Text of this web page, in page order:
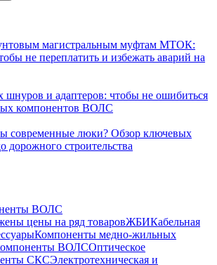
магистральным муфтам МТОК:
не переплатить и избежать аварий на
шнуров и адаптеров: чтобы не ошибиться
компонентов ВОЛС
современные люки? Обзор ключевых
дорожного строительства
ВОЛС
цены на ряд товаровЖБИКабельная
Компоненты медно-жильных
ВОЛСОптическое
СКСЭлектротехническая и